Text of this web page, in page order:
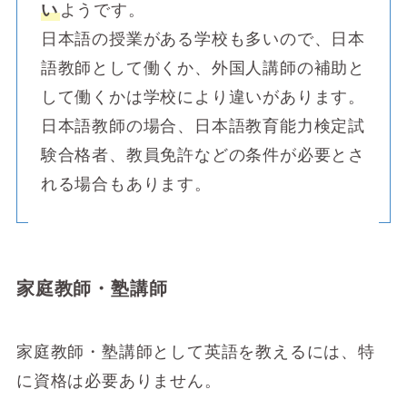
いようです。
日本語の授業がある学校も多いので、日本
語教師として働くか、外国人講師の補助と
して働くかは学校により違いがあります。
日本語教師の場合、日本語教育能力検定試
験合格者、教員免許などの条件が必要とさ
れる場合もあります。
家庭教師・塾講師
家庭教師・塾講師として英語を教えるには、特
に資格は必要ありません。